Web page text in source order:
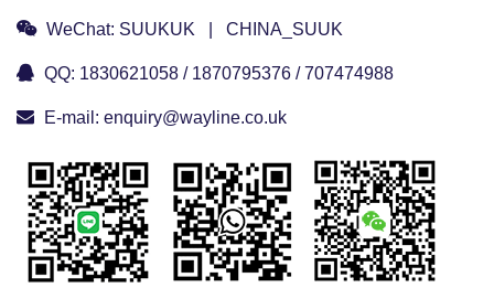
WeChat: SUUKUK | CHINA_SUUK
QQ: 1830621058 / 1870795376 / 707474988
E-mail: enquiry@wayline.co.uk